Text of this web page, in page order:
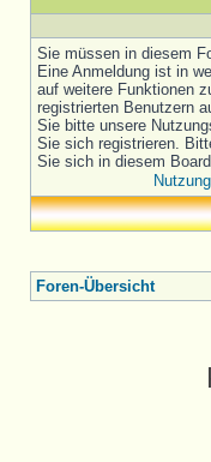
Sie müssen in diesem
Eine Anmeldung ist in
auf weitere Funktionen
registrierten Benutzern
Sie bitte unsere
Sie sich registrieren.
Sie sich in diesem
Foren-Übersicht